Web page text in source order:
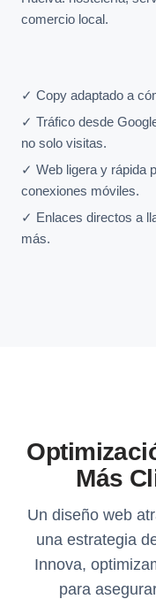
comercio local.
✓ Copy adaptado a
✓ Tráfico desde
no solo visitas.
✓ Web ligera y rápida
conexiones móviles.
✓ Enlaces directos a
más.
Más
Un diseño web
una estrategia
Innova,
para